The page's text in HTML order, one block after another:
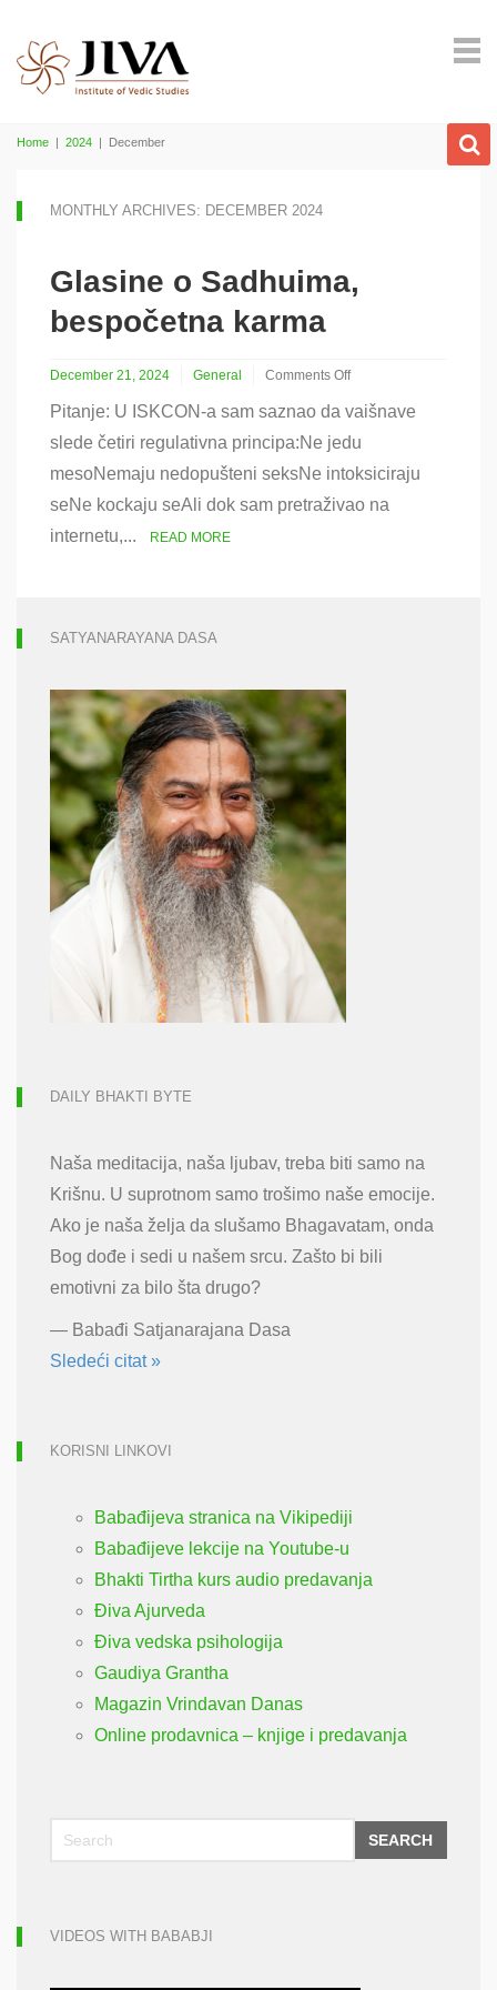
Home | 2024 | December
MONTHLY ARCHIVES: DECEMBER 2024
Glasine o Sadhuima,
bespočetna karma
December 21, 2024 General
Comments Off
Glasine
Sadhuima,
bespočetna
Pitanje: U ISKCON-a sam saznao da vaišnave
slede četiri regulativna principa:Ne jedu
mesoNemaju nedopušteni seksNe intoksiciraju
seNe kockaju seAli dok sam pretraživao na
internetu,...
READ MORE
SATYANARAYANA DASA
DAILY BHAKTI BYTE
Naša meditacija, naša ljubav, treba biti samo na
Krišnu. U suprotnom samo trošimo naše emocije.
Ako je naša želja da slušamo Bhagavatam, onda
Bog dođe i sedi u našem srcu. Zašto bi bili
emotivni za bilo šta drugo?
— Babađi Satjanarajana Dasa
Sledeći citat »
KORISNI LINKOVI
Babađijeva stranica na Vikipediji
Babađijeve lekcije na Youtube-u
Bhakti Tirtha kurs audio predavanja
Điva Ajurveda
Điva vedska psihologija
Gaudiya Grantha
Magazin Vrindavan Danas
Online prodavnica – knjige i predavanja
SEARCH
VIDEOS WITH BABABJI